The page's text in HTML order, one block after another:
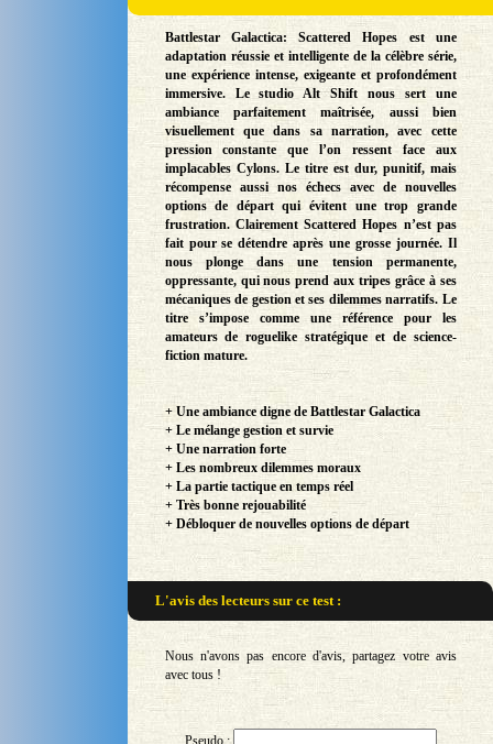
Battlestar Galactica: Scattered Hopes est une
adaptation réussie et intelligente de la célèbre série,
une expérience intense, exigeante et profondément
immersive. Le studio Alt Shift nous sert une
ambiance parfaitement maîtrisée, aussi bien
visuellement que dans sa narration, avec cette
pression constante que l’on ressent face aux
implacables Cylons. Le titre est dur, punitif, mais
récompense aussi nos échecs avec de nouvelles
options de départ qui évitent une trop grande
frustration. Clairement Scattered Hopes n’est pas
fait pour se détendre après une grosse journée. Il
nous plonge dans une tension permanente,
oppressante, qui nous prend aux tripes grâce à ses
mécaniques de gestion et ses dilemmes narratifs. Le
titre s’impose comme une référence pour les
amateurs de roguelike stratégique et de science-
fiction mature.
+ Une ambiance digne de Battlestar Galactica
+ Le mélange gestion et survie
+ Une narration forte
+ Les nombreux dilemmes moraux
+ La partie tactique en temps réel
+ Très bonne rejouabilité
+ Débloquer de nouvelles options de départ
L'avis des lecteurs surce test :
Nous n'avons pas encore d'avis, partagez votre avis
avec tous !
Pseudo :